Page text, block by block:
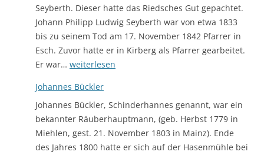
Seyberth. Dieser hatte das Riedsches Gut gepachtet.
Johann Philipp Ludwig Seyberth war von etwa 1833
bis zu seinem Tod am 17. November 1842 Pfarrer in
Esch. Zuvor hatte er in Kirberg als Pfarrer gearbeitet.
Er war… Johann
Ludwig
Seyberth
weiterlesen
Johannes Bückler
Johannes Bückler, Schinderhannes genannt, war ein
bekannter Räuberhauptmann, (geb. Herbst 1779 in
Miehlen, gest. 21. November 1803 in Mainz). Ende
des Jahres 1800 hatte er sich auf der Hasenmühle bei